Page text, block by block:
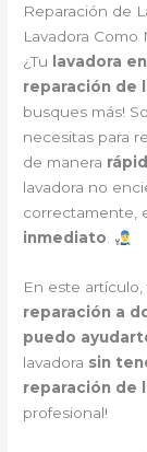
Reparación de
Lavadora Como
¿Tu
lavadora
reparación de
busques más!
necesitas para
de manera
lavadora no
correctamente,
inmediato.
En este
reparación a
puedo
lavadora sin
reparación de
profesional!